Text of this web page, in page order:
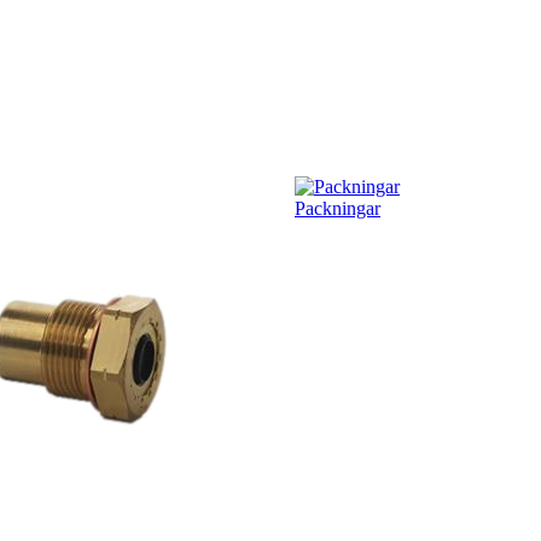
Packningar